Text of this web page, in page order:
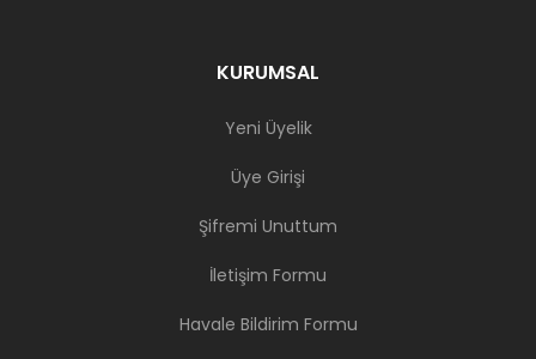
KURUMSAL
Yeni Üyelik
Üye Girişi
Şifremi Unuttum
İletişim Formu
Havale Bildirim Formu